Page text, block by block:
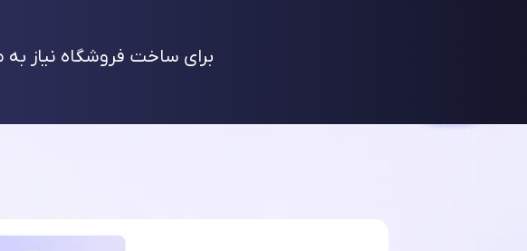
برای ساخت فروشگاه نیاز به